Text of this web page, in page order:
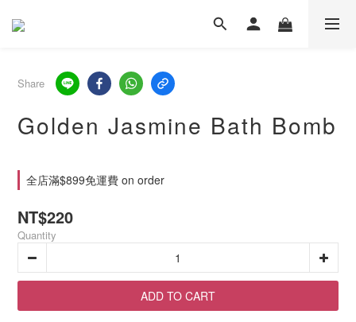
Share
Golden Jasmine Bath Bomb
全店滿$899免運費 on order
NT$220
Quantity
ADD TO CART